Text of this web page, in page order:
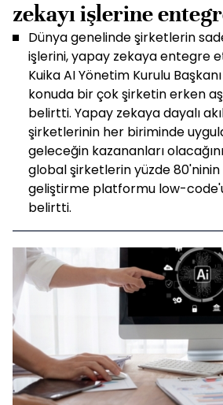
zekayı işlerine
Dünya genelinde şirketlerin
işlerini, yapay zekaya entegre
Kuika AI Yönetim Kurulu
konuda bir çok şirketin erken
belirtti. Yapay zekaya dayalı
şirketlerinin her biriminde
geleceğin kazananları
global şirketlerin yüzde 80'ninin
geliştirme platformu low-
belirtti.